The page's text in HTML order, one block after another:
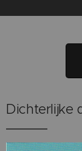
Dichterlijke